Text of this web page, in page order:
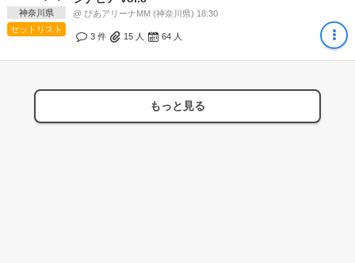
神奈川県
セットリスト
@ ぴあアリーナMM (神奈川県) 18:30
3 件 15 人 64 人
もっと見る